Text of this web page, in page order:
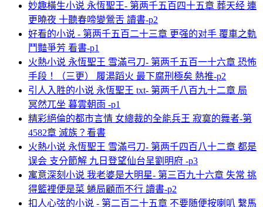
妙趣橫生小说 永恆聖王- 第两千五百四十五章 葬天经 連
更曉夜 十聽春啼變鶯舌 讀書-p2
好看的小说 - 第两千五百二十三章 更强的对手 覆車之軌
鬥豔爭芳 看書-p1
火熱小说 永恆聖王 雪滿弓刀- 第两千五百一十六章 恐怖
手段！（三更） 履湯蹈火 最下腐刑極矣 熱推-p2
引人入胜的小说 永恆聖王 txt- 第两千八百九十二章 局
冥然兀坐 暮雲朝雨 -p1
精彩絕倫的都市言情 女總裁的全能兵王 寂寞的舞者-第
4582章 滅族？看書
火熱小说 永恆聖王 雪滿弓刀- 第两千四百八十二章 都是
误会 支分節解 九日登望仙台呈劉明府 -p3
寓意深刻小说 我老婆是大明星- 第三百九十六章 失常 挑
得籃裡便是菜 蜷局顧而不行 讀書-p2
扣人心弦的小说 - 第二百二十五章 不要随便按喇叭 繫馬